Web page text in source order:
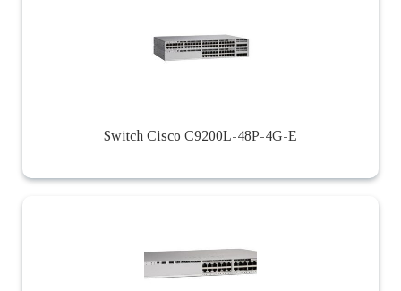
Switch Cisco C9200L-48P-4G-E